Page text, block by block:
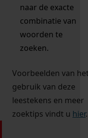
naar de exacte
combinatie van
woorden te
zoeken.
Voorbeelden van
gebruik van deze
leestekens en meer
zoektips vindt u hier.